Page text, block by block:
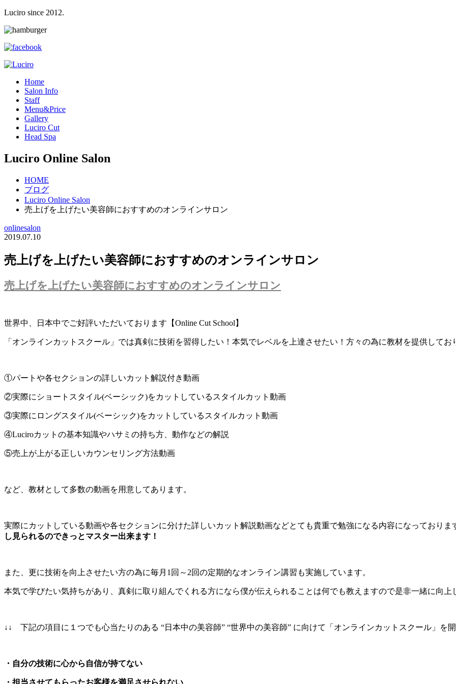
Luciro since 2012.
Home
Salon Info
Staff
Menu&Price
Gallery
Luciro Cut
Head Spa
Luciro Online Salon
HOME
ブログ
Luciro Online Salon
売上げを上げたい美容師におすすめのオンラインサロン
onlinesalon
2019.07.10
売上げを上げたい美容師におすすめのオンラインサロン
売上げを上げたい美容師におすすめのオンラインサロン
世界中、日本中でご好評いただいております【Online Cut School】
「オンラインカットスクール」では真剣に技術を習得したい！本気でレベルを上達させたい！方々の為に教材を提供してお
①パートや各セクションの詳しいカット解説付き動画
②実際にショートスタイル(ベーシック)をカットしているスタイルカット動画
③実際にロングスタイル(ベーシック)をカットしているスタイルカット動画
④Luciroカットの基本知識やハサミの持ち方、動作などの解説
⑤売上が上がる正しいカウンセリング方法動画
など、教材として多数の動画を用意してあります。
実際にカットしている動画や各セクションに分けた詳しいカット解説動画などとても貴重で勉強になる内容になっており
し見られるのできっとマスター出来ます！
また、更に技術を向上させたい方の為に毎月1回～2回の定期的なオンライン講習も実施しています。
本気で学びたい気持ちがあり、真剣に取り組んでくれる方になら僕が伝えられることは何でも教えますので是非一緒に向上
↓↓ 下記の項目に１つでも心当たりのある “日本中の美容師” “世界中の美容師” に向けて「オンラインカットスクール」を
・自分の技術に心から自信が持てない
・担当させてもらったお客様を満足させられない